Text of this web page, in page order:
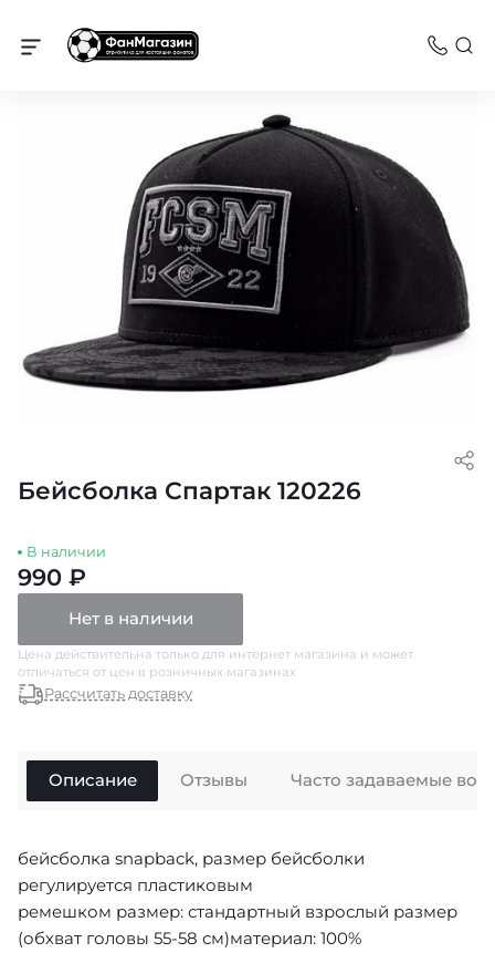
Спартак
Бейсболка Спартак 120226
В наличии
990 ₽
Нет в наличии
Цена действительна только для интернет магазина и может
отличаться от цен в розничных магазинах
Рассчитать доставку
Описание
бейсболка snapback, размер бейсболки
регулируется пластиковым
ремешком размер: стандартный взрослый размер
(обхват головы 55-58 см)материал: 100%
Отзывы Часто задаваемые